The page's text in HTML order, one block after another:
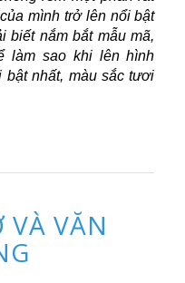
mình trở lên nổi bật
biết nắm bắt mẫu mã,
làm sao khi lên hình
bật nhất, màu sắc tươi
VÀ VĂN